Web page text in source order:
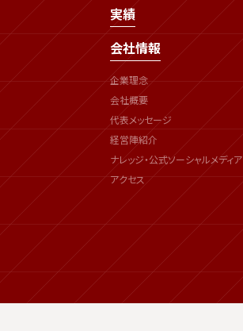
実績
会社情報
企業理念
会社概要
代表メッセージ
経営陣紹介
ナレッジ・公式ソーシャルメディア
アクセス